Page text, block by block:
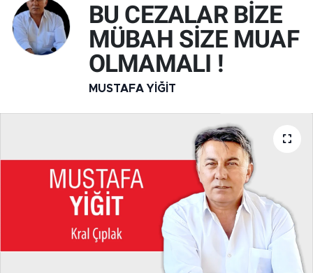
BU CEZALAR BİZE
MÜBAH SİZE MUAF
OLMAMALI !
MUSTAFA YIĞIT